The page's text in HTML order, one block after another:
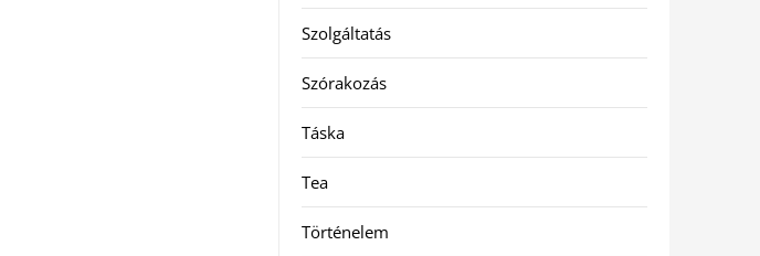
Szolgáltatás
Szórakozás
Táska
Tea
Történelem